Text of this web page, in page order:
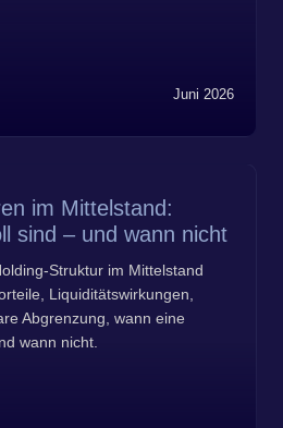
Juni 2026
im Mittelstand:
sind – und wann nicht
Struktur im Mittelstand
Liquiditätswirkungen,
Abgrenzung, wann eine
wann nicht.